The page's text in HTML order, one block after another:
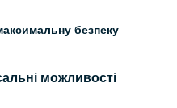
безпеку
можливості